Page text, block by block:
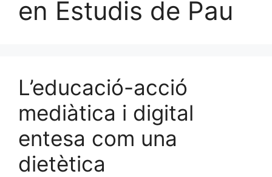
en Estudis de Pau
L’educació-acció
mediàtica i digital
entesa com una
dietètica